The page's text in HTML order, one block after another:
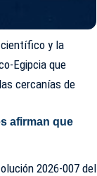
y la
Egipcia que
cercanías de
afirman que
2026-007 del